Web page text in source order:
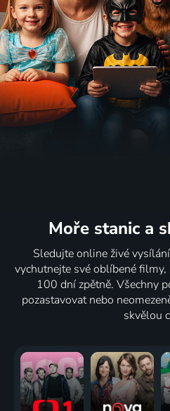
Moře stanic a
Sledujte online živé
vychutnejte své oblíbené
100 dní zpětně. Všechny
pozastavovat nebo
skvělou